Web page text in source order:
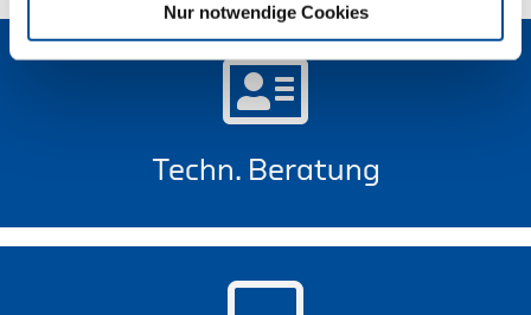
Nur notwendige Cookies
Techn. Beratung